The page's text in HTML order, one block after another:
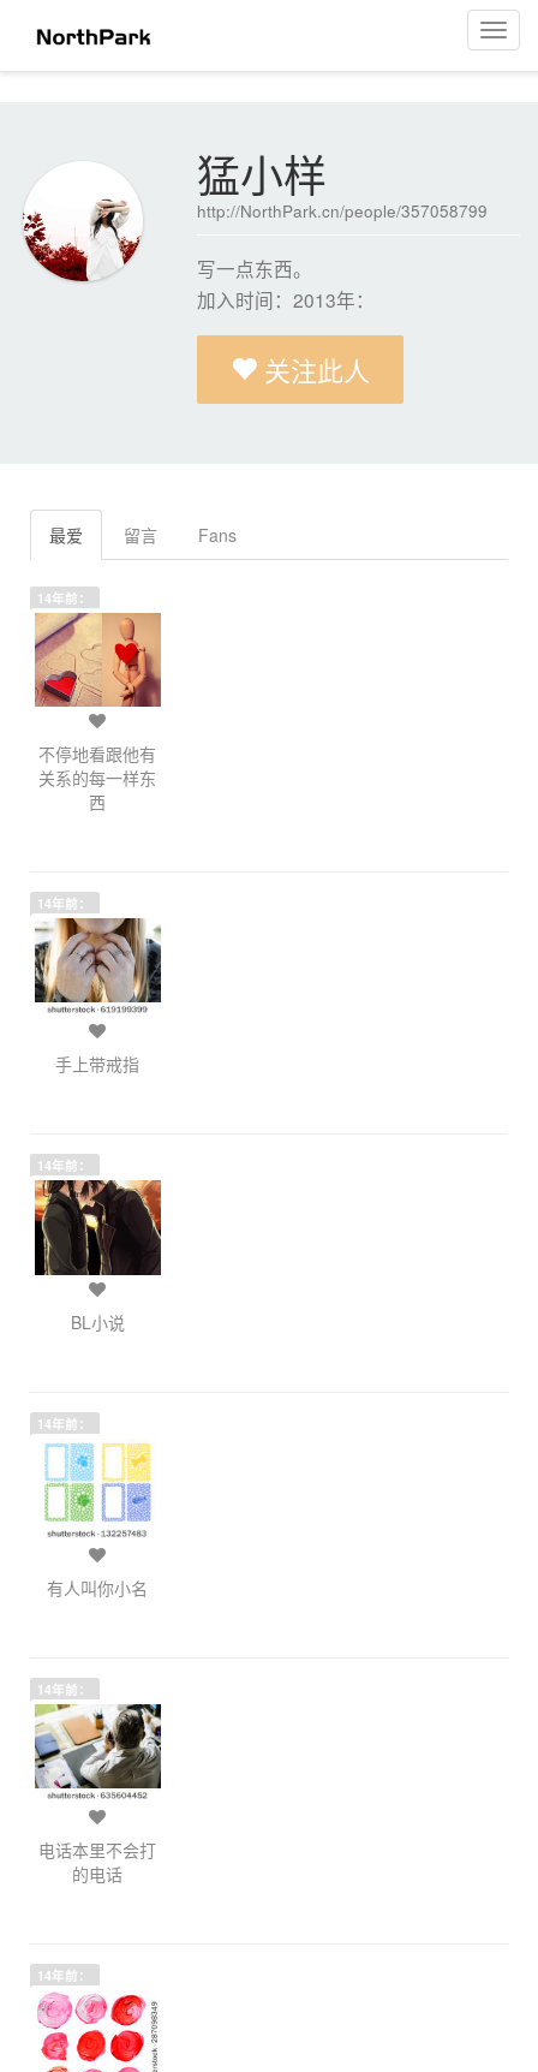
菜
单
猛小样
http://NorthPark.cn/people/357058799
写一点东西。
加入时间：2013年：
关注此人
最爱 留言 Fans
14年前：
不停地看跟他有
关系的每一样东
西
14年前：
手上带戒指
14年前：
BL小说
14年前：
有人叫你小名
14年前：
电话本里不会打
的电话
14年前：